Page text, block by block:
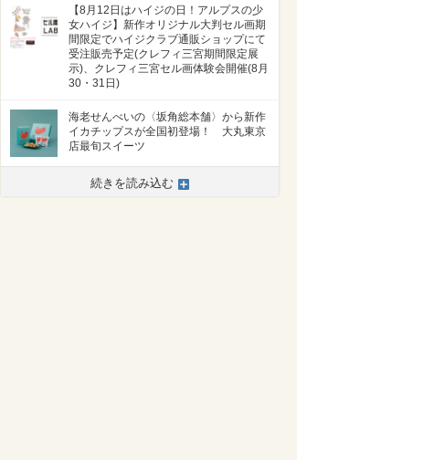
【8月12日はハイジの日！アルプスの少
女ハイジ】新作オリジナル大判セル画期
間限定でハイジクラブ通販ショップにて
受注販売予定(クレフィ三宮期間限定展
示)、クレフィ三宮セル画体験会開催(8月
30・31日)
海老せんべいの〈坂角総本舗〉から新作
イカチップスが全国初登場！ 大丸東京
店最旬スイーツ
続きを読み込む